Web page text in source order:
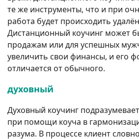
те же инструменты, что и при
работа будет происходить
Дистанционный коучинг может
продажам или для успешных
увеличить свои финансы, и его
отличается от обычного.
духовный
Духовный коучинг
при помощи коуча в
разума. В процессе клиент